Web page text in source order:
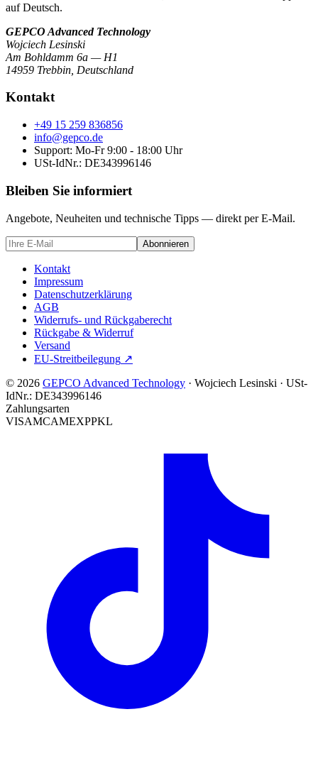
auf Deutsch.
GEPCO Advanced Technology
Wojciech Lesinski
Am Bohldamm 6a — H1
14959 Trebbin Deutschland
Kontakt
+49 15 259 836856
info@gepco.de
Support: Mo-Fr 9:00 - 18:00 Uhr
USt-IdNr.: DE343996146
Bleiben Sie informiert
Angebote, Neuheiten und technische Tipps — direkt per E-Mail.
Abonnieren
Kontakt
Impressum
Datenschutzerklärung
AGB
Widerrufs- und Rückgaberecht
Rückgabe & Widerruf
Versand
EU-Streitbeilegung ↗
© 2026 GEPCO Advanced Technology · Wojciech Lesinski · USt-
IdNr.: DE343996146
Zahlungsarten
VISAMCAMEXPPKL